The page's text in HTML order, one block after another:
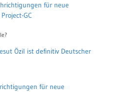
für neue
GC
Özil ist definitiv Deutscher
für neue